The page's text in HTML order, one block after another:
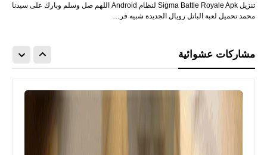
تنزيل Sigma Battle Royale Apk لنظام Android اللهم صل وسلم وبارك على سيدنا
محمد تحميل لعبة الباتل رويال الجديدة شبيه فر…
مشاركات عشوائية